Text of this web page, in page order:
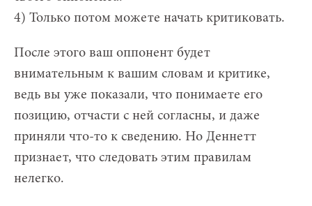
4) Только потом можете начать критиковать.
После этого ваш оппонент будет
внимательным к вашим словам и критике,
ведь вы уже показали, что понимаете его
позицию, отчасти с ней согласны, и даже
приняли что-то к сведению. Но Деннетт
признает, что следовать этим правилам
нелегко.